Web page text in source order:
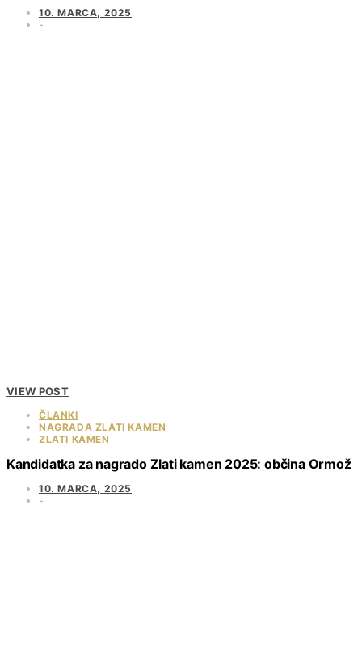
10. MARCA, 2025
VIEW POST
ČLANKI
NAGRADA ZLATI KAMEN
ZLATI KAMEN
Kandidatka za nagrado Zlati kamen 2025: občina Ormož
10. MARCA, 2025